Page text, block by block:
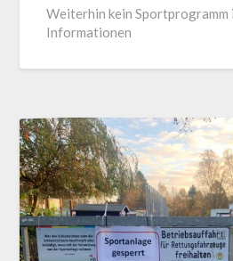
Weiterhin kein Sportprogramm
Informationen